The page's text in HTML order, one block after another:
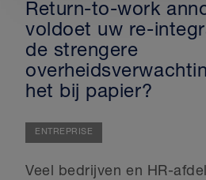
Return-to-work
voldoet uw re-
de strengere
het bij papier?
ENTREPRISE
Veel bedrijven en HR-